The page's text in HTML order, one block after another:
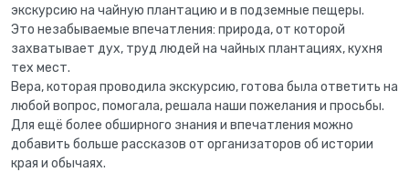
экскурсию на чайную плантацию и в подземные пещеры.
Это незабываемые впечатления: природа, от которой
захватывает дух, труд людей на чайных плантациях, кухня
тех мест.
Вера, которая проводила экскурсию, готова была ответить на
любой вопрос, помогала, решала наши пожелания и просьбы.
Для ещё более обширного знания и впечатления можно
добавить больше рассказов от организаторов об истории
края и обычаях.